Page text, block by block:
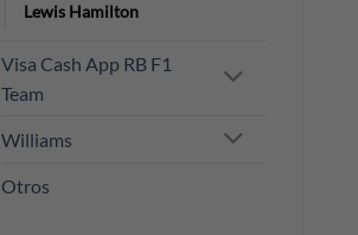
Lewis Hamilton
Visa Cash App RB F1
Team
Williams
Otros